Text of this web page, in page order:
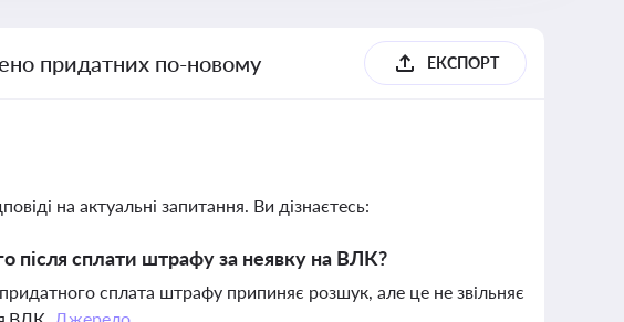
придатних по-новому ЕКСПОРТ
на актуальні запитання. Ви дізнаєтесь:
після сплати штрафу за неявку на ВЛК?
сплата штрафу припиняє розшук, але це не звільняє